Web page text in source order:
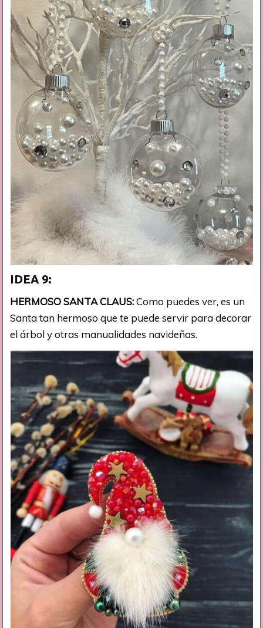
IDEA 9:
HERMOSO SANTA CLAUS:Como puedes ver, es un
Santa tan hermoso que te puede servir para decorar
el árbol y otras manualidades navideñas.